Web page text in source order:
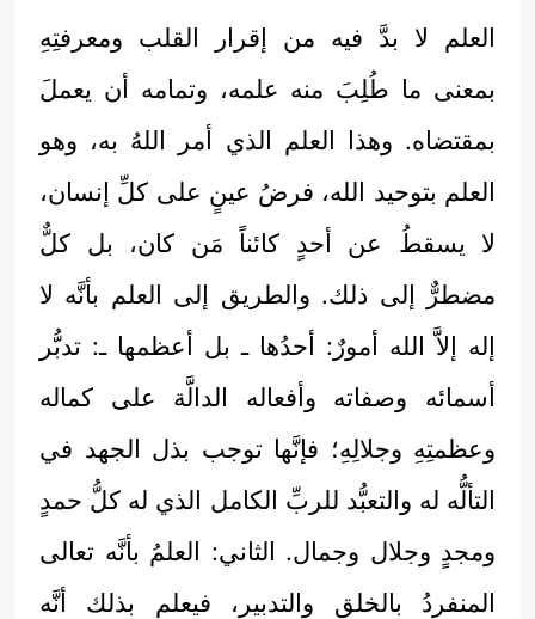
العلم لا بدَّ فيه من إقرار القلب ومعرفتِهِ
بمعنى ما طُلِبَ منه علمه، وتمامه أن يعملَ
بمقتضاه. وهذا العلم الذي أمر اللهُ به، وهو
العلم بتوحيد الله، فرضُ عينٍ على كلِّ إنسان،
لا يسقطُ عن أحدٍ كائناً مَن كان، بل كلٌّ
مضطرٌّ إلى ذلك. والطريق إلى العلم بأنَّه لا
إله إلاَّ الله أمورٌ: أحدُها ـ بل أعظمها ـ: تدبُّر
أسمائه وصفاته وأفعاله الدالَّة على كماله
وعظمتِهِ وجلالِهِ؛ فإنَّها توجب بذل الجهد في
التألُّه له والتعبُّد للربِّ الكامل الذي له كلُّ حمدٍ
ومجدٍ وجلال وجمال. الثاني: العلمُ بأنَّه تعالى
المنفردُ بالخلق والتدبير، فيعلم بذلك أنَّه